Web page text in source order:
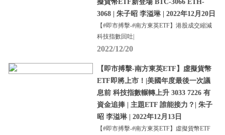
擬貨幣ETF新登場 BTC-3066 ETH-
3068 | 朱子昭 李溢琳 | 2022年12月20日
【#即市搏擊-#南方東英ETF】港股成交縮減
科技指數回吐|
2022/12/20
【即市搏擊-南方東英ETF】虛擬貨幣
ETF即將上市！|美國年度最後一次議
息前 科技指數輾轉上升 3033 7226 有
資金追捧 | 主題ETF 誰能接力？| 朱子
昭 李溢琳 | 2022年12月13日
【#即市搏擊-#南方東英ETF】虛擬貨幣ETF